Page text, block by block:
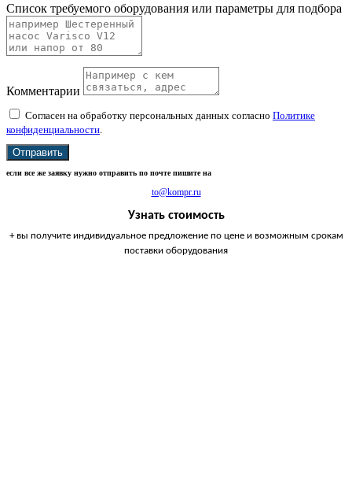
Список требуемого оборудования или параметры для подбора
Комментарии
Согласен на обработку персональных данных согласно Политике
конфиденциальности
Отправить
если все же заявку нужно отправить по почте пишите на
to@kompr.ru
Узнать стоимость
+ вы получите индивидуальное предложение по цене и возможным срокам
поставки оборудования